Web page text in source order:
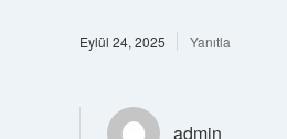
Eylül 24, 2025 Yanıtla
admin